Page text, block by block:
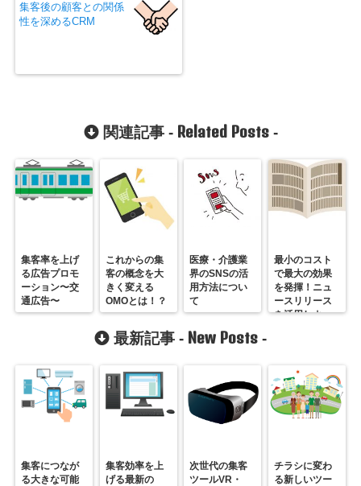
集客後の顧客との関係
性を深めるCRM
関連記事 - Related Posts-
集客率を上げ
る広告プロモ
ーション〜交
通広告〜
これからの集
客の概念を大
きく変える
OMOとは！？
医療・介護業
界のSNSの活
用方法につい
て
最小のコスト
で最大の効果
を発揮！ニュ
ースリリース
を活用しよ
最新記事 - New Posts -
集客につなが
る大きな可能
集客効率を上
げる最新の
次世代の集客
ツールVR・
チラシに変わ
る新しいツー